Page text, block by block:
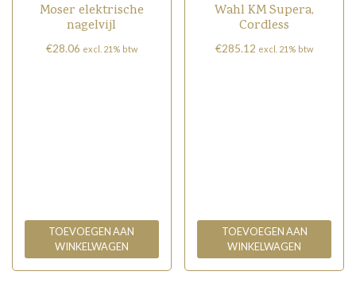
Moser elektrische
nagelvijl
€28.06 excl. 21% btw
TOEVOEGEN AAN
WINKELWAGEN
Wahl KM Supera,
Cordless
€285.12 excl. 21% btw
TOEVOEGEN AAN
WINKELWAGEN